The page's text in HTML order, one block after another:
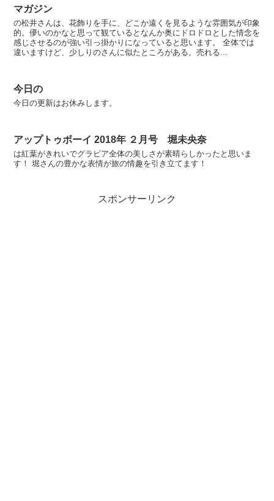
マガジン
の松井さんは、花飾りを手に、どこか遠くを見るような雰囲気が印象
的。儚いのかなと思って観ているとなんか奥にドロドロとした情念を
感じさせるのが強い引っ掛かりになっていると思います。 全体では
違いますけど、少しりのさんに似たところがある。売れる...
今日の
今日の更新はお休みします。
アップトゥボーイ 2018年 ２月号 堀未央奈
は紅葉がきれいでグラビア全体の美しさが素晴らしかったと思いま
す！ 堀さんの豊かな表情が旅の情趣を引き立てます！
スポンサーリンク